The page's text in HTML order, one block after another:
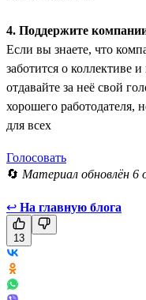
4. Поддержите
Если вы знаете, что
заботится о коллективе
отдавайте за неё свой
хорошего работодателя,
для всех
Голосовать
🔄 Материал обновлён 6
↩ На главную блога
13